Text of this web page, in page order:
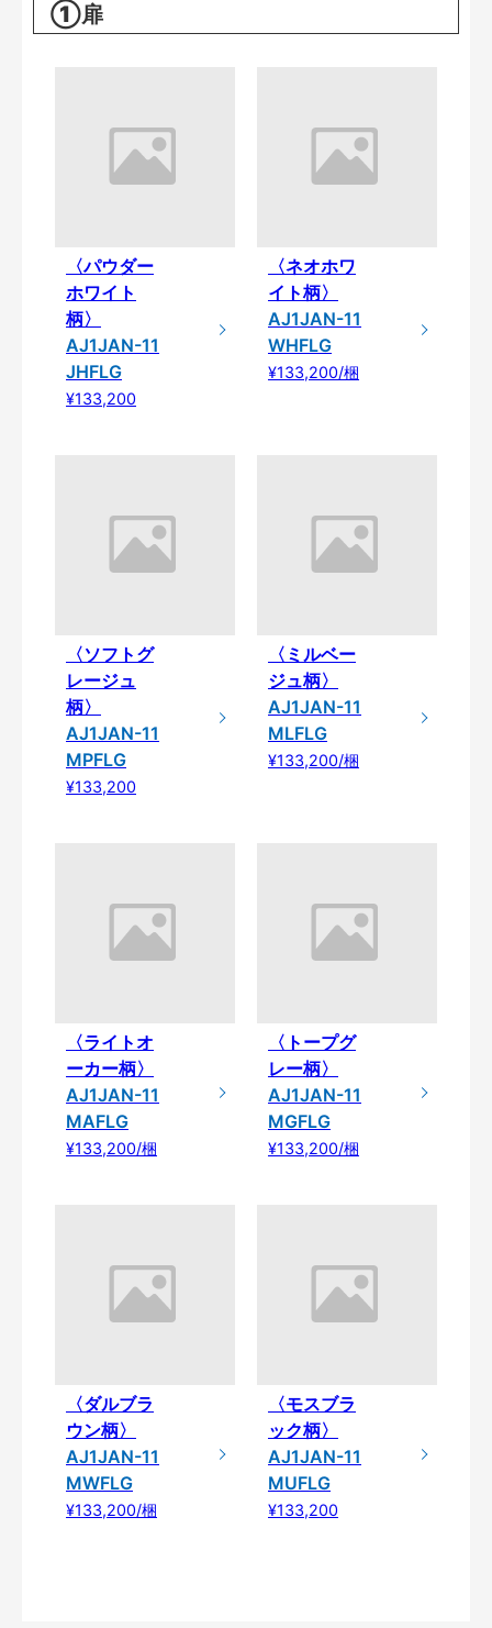
①扉
〈パウダー
ホワイト
柄〉
AJ1JAN-11
JHFLG
¥133,200
〈ネオホワ
イト柄〉
AJ1JAN-11
WHFLG
¥133,200/梱
〈ソフトグ
レージュ
柄〉
AJ1JAN-11
MPFLG
¥133,200
〈ミルベー
ジュ柄〉
AJ1JAN-11
MLFLG
¥133,200/梱
〈ライトオ
ーカー柄〉
AJ1JAN-11
MAFLG
¥133,200/梱
〈トープグ
レー柄〉
AJ1JAN-11
MGFLG
¥133,200/梱
〈ダルブラ
ウン柄〉
AJ1JAN-11
MWFLG
¥133,200/梱
〈モスブラ
ック柄〉
AJ1JAN-11
MUFLG
¥133,200